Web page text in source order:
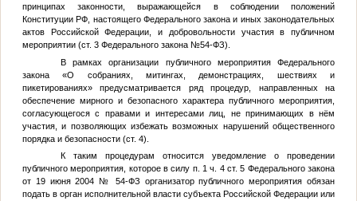
принципах законности, выражающейся в соблюдении положений
Конституции РФ, настоящего Федерального закона и иных законодательных
актов Российской Федерации, и добровольности участия в публичном
мероприятии (ст. 3 Федерального закона №54-ФЗ).
В рамках организации публичного мероприятия Федерального
закона «О собраниях, митингах, демонстрациях, шествиях и
пикетированиях» предусматривается ряд процедур, направленных на
обеспечение мирного и безопасного характера публичного мероприятия,
согласующегося с правами и интересами лиц, не принимающих в нём
участия, и позволяющих избежать возможных нарушений общественного
порядка и безопасности (ст. 4).
К таким процедурам относится уведомление о проведении
публичного мероприятия, которое в силу п. 1 ч. 4 ст. 5 Федерального закона
от 19 июня 2004 № 54-ФЗ организатор публичного мероприятия обязан
подать в орган исполнительной власти субъекта Российской Федерации или